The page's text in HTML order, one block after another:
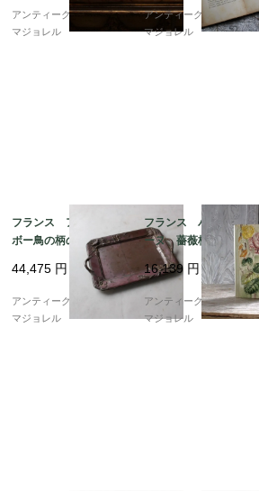
アンティークギャラリー
マジョレル
アンティークギャラリー
マジョレル
フランス アールヌー
ボー鳥の柄のシルバー
プレーテッドトレイ 6
799
44,475 円
アンティークギャラリー
マジョレル
フランス バルボティ
ーヌ 薔薇柄の壁掛け
フラワーベース 223
mm 6522_02
16,139 円
アンティークギャラリー
マジョレル